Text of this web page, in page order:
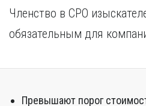
Л
Членство в СРО
обязательным для
Превышают порог